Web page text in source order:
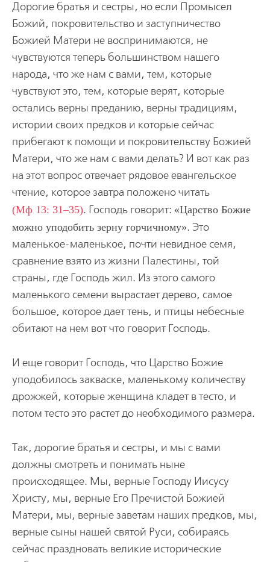
Дорогие братья и сестры, но если Промысел
Божий, покровительство и заступничество
Божией Матери не воспринимаются, не
чувствуются теперь большинством нашего
народа, что же нам с вами, тем, которые
чувствуют это, тем, которые верят, которые
остались верны преданию, верны традициям,
истории своих предков и которые сейчас
прибегают к помощи и покровительству Божией
Матери, что же нам с вами делать? И вот как раз
на этот вопрос отвечает рядовое евангельское
чтение, которое завтра положено читать
(Мф 13: 31–35). Господь говорит:
Царство Божие
можно уподобить зерну горчичному . Это
маленькое-маленькое, почти невидное семя,
сравнение взято из жизни Палестины, той
страны, где Господь жил. Из этого самого
маленького семени вырастает дерево, самое
большое, которое дает тень, и птицы небесные
обитают на нем вот что говорит Господь.
И еще говорит Господь, что Царство Божие
уподобилось закваске, маленькому количеству
дрожжей, которые женщина кладет в тесто, и
потом тесто это растет до необходимого размера.
Так, дорогие братья и сестры, и мы с вами
должны смотреть и понимать ныне
происходящее. Мы, верные Господу Иисусу
Христу, мы, верные Его Пречистой Божией
Матери, мы, верные заветам наших предков, мы,
верные сыны нашей святой Руси, собираясь
сейчас праздновать великие исторические